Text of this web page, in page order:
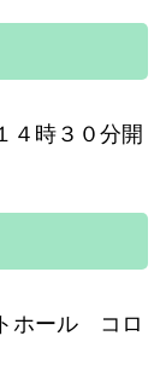
時３０分開
ホール コロ